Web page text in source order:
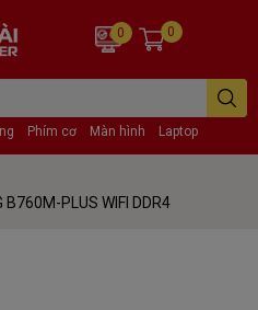
Phím cơ Màn hình Laptop
0 0
PLUS WIFI DDR4